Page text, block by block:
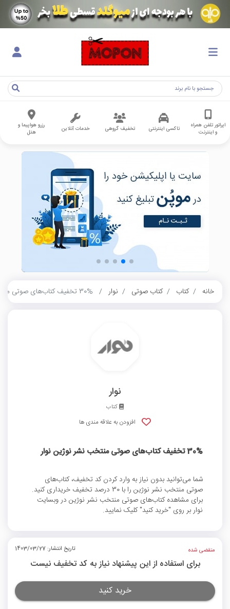
اپراتور تلفن همراه
و اینترنت
تاکسی اینترنتی تخفیف گروهی خدمات آنلاین
رزرو هواپیما و
هتل
خانه کتاب کتاب صوتی نوار
نوار
کتاب
افزودن به علاقه مندی ها
30% تخفیف کتاب‌های صوتی منتخب نشر نوژین نوار
شما می‌توانید بدون نیاز به وارد کردن کد تخفیف، کتاب‌های
صوتی منتخب نشر نوژین را با 30 درصد تخفیف خریداری کنید.
برای مشاهده کتاب‌های صوتی منتخب نشر نوژین در وبسایت
نوار بر روی "خرید کنید" کلیک نمایید.
منقضی شده تاریخ انتشار: 1403/03/27
برای استفاده از این پیشنهاد نیاز به کد تخفیف نیست
خرید کنید